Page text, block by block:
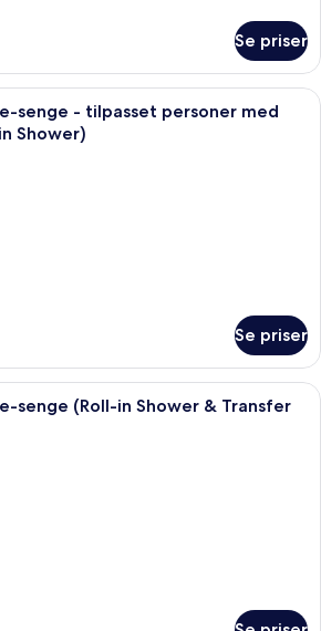
Se priser
Et hotelværelse med to senge, et
senge - tilpasset personer med
Shower)
Se priser
Et hotelværelse med to senge, et
senge (Roll-in Shower & Transfer